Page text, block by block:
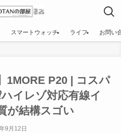
スマートウォッチ ライフ お問い
1MORE P20 | コスパ
イレゾ対応有線イ
が結構スゴい
9月12日